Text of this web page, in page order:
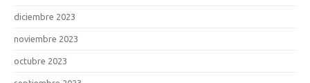
diciembre 2023
noviembre 2023
octubre 2023